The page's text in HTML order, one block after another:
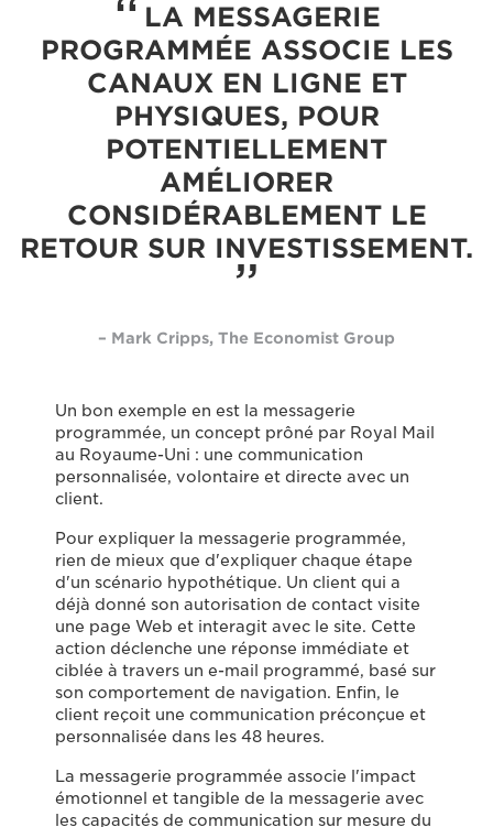
LA MESSAGERIE
PROGRAMMÉE ASSOCIE LES
CANAUX EN LIGNE ET
PHYSIQUES, POUR
POTENTIELLEMENT
AMÉLIORER
CONSIDÉRABLEMENT LE
RETOUR SUR INVESTISSEMENT.
– Mark Cripps, The Economist Group
Un bon exemple en est la messagerie
programmée, un concept prôné par Royal Mail
au Royaume-Uni : une communication
personnalisée, volontaire et directe avec un
client.
Pour expliquer la messagerie programmée,
rien de mieux que d'expliquer chaque étape
d'un scénario hypothétique. Un client qui a
déjà donné son autorisation de contact visite
une page Web et interagit avec le site. Cette
action déclenche une réponse immédiate et
ciblée à travers un e-mail programmé, basé sur
son comportement de navigation. Enfin, le
client reçoit une communication préconçue et
personnalisée dans les 48 heures.
La messagerie programmée associe l'impact
émotionnel et tangible de la messagerie avec
les capacités de communication sur mesure du